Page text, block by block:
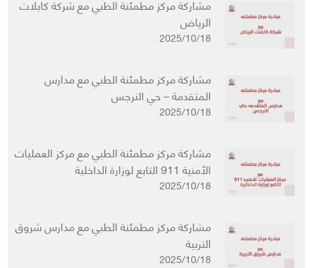
مشاركة مركز مطمئنة الطبي مع شركة كابلات
الرياض
2025/10/18
مشاركة مركز مطمئنة الطبي مع مدارس
المتقدمة – حي النرجس
2025/10/18
مشاركة مركز مطمئنة الطبي مع مركز العمليات
الأمنية 911 التابع لوزارة الداخلية
2025/10/18
مشاركة مركز مطمئنة الطبي مع مدارس شروق
التربية
2025/10/18